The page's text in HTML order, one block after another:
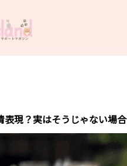
現？実はそうじゃない場合